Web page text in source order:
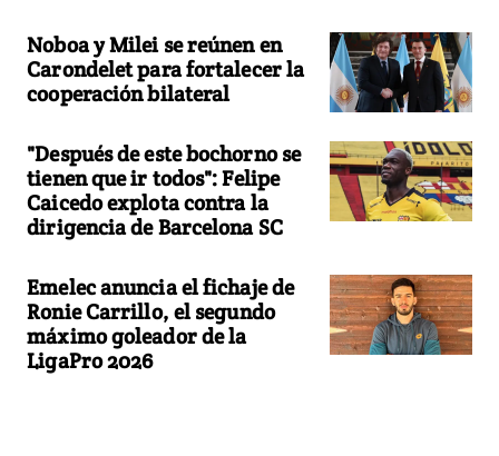
Noboa y Milei se reúnen en
Carondelet para fortalecer la
cooperación bilateral
"Después de este bochorno se
tienen que ir todos": Felipe
Caicedo explota contra la
dirigencia de Barcelona SC
Emelec anuncia el fichaje de
Ronie Carrillo, el segundo
máximo goleador de la
LigaPro 2026